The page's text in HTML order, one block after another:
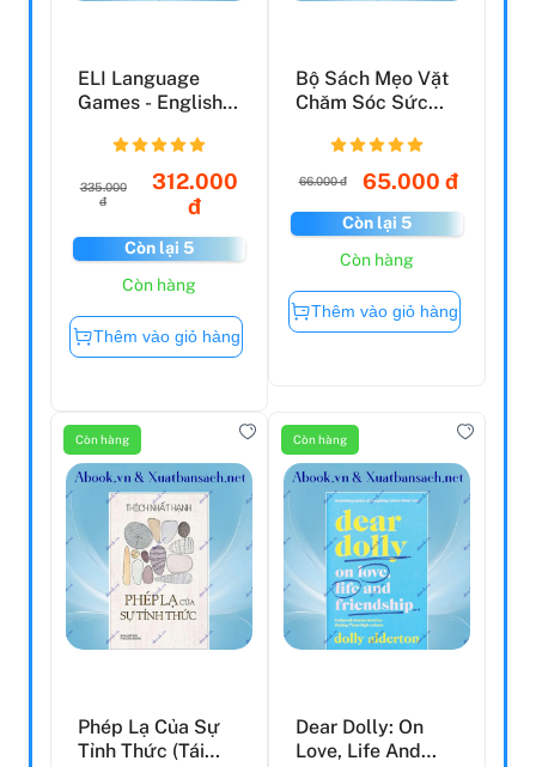
ELI Language
Games - English
335.000
đ
312.000
đ
Còn lại 5
Còn hàng
Thêm vào giỏ hàng
Bộ Sách Mẹo Vặt
Chăm Sóc Sức
+ Mẹo...
66.000 đ 65.000 đ
Còn lại 5
Còn hàng
Thêm vào giỏ hàng
Còn hàng
Phép Lạ Của Sự
Tỉnh Thức (Tái
Còn hàng
Dear Dolly: On
Love, Life And